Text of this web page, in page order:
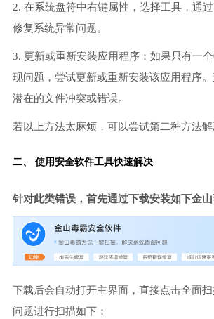
2. 在系统盘符中右键属性，选择工具，通
修复系统异常问题。
3. 更新或重新安装应用程序：如果只有一
现问题，尝试更新或重新安装该应用程序
潜在的文件冲突或错误。
若以上方法太麻烦，可以尝试第二种方法解
二、 使用安全软件工具快速解决
针对此类错误，首先通过下载安装如下金山
下载后会自动打开主界面，直接点击全面
问题进行扫描如下：